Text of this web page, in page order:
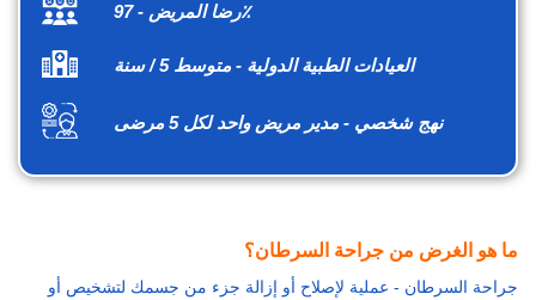
رضا المريض - 97٪
العيادات الطبية الدولية - متوسط 5 / سنة
نهج شخصي - مدير مريض واحد لكل 5 مرضى
ما هو الغرض من جراحة السرطان؟
جراحة السرطان - عملية لإصلاح أو إزالة جزء من جسمك لتشخيص أو